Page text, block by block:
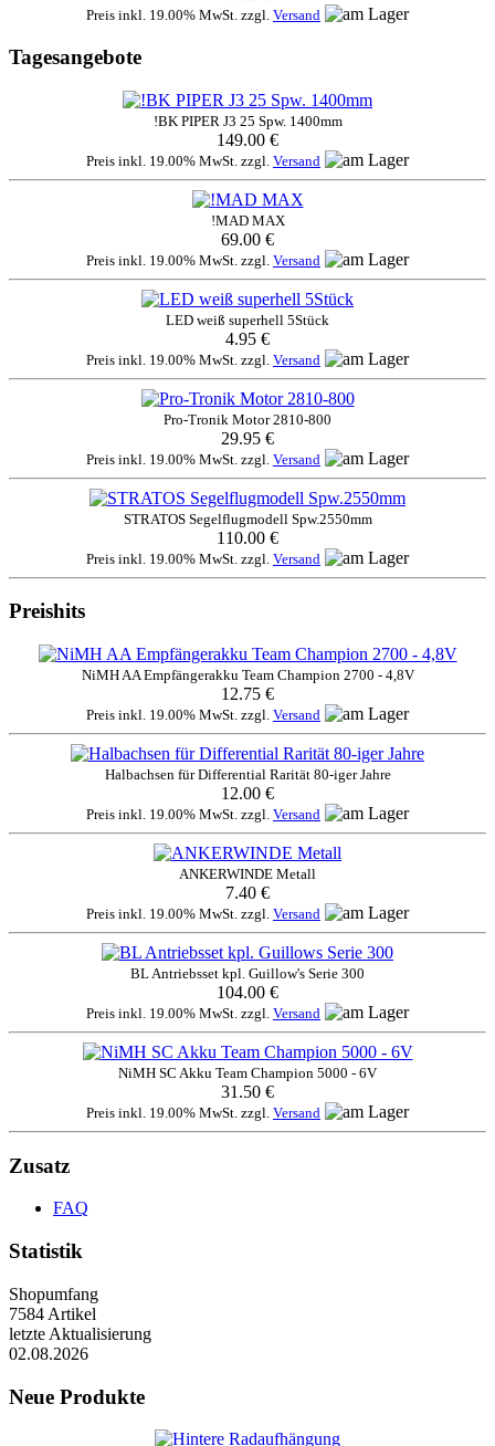
Preis inkl. 19.00% MwSt. zzgl. Versand
Tagesangebote
!BK PIPER J3 25 Spw. 1400mm
149.00 €
Preis inkl. 19.00% MwSt. zzgl. Versand
!MAD MAX
69.00 €
Preis inkl. 19.00% MwSt. zzgl. Versand
LED weiß superhell 5Stück
4.95 €
Preis inkl. 19.00% MwSt. zzgl. Versand
Pro-Tronik Motor 2810-800
29.95 €
Preis inkl. 19.00% MwSt. zzgl. Versand
STRATOS Segelflugmodell Spw.2550mm
110.00 €
Preis inkl. 19.00% MwSt. zzgl. Versand
Preishits
NiMH AA Empfängerakku Team Champion 2700 - 4,8V
12.75 €
Preis inkl. 19.00% MwSt. zzgl. Versand
Halbachsen für Differential Rarität 80-iger Jahre
12.00 €
Preis inkl. 19.00% MwSt. zzgl. Versand
ANKERWINDE Metall
7.40 €
Preis inkl. 19.00% MwSt. zzgl. Versand
BL Antriebsset kpl. Guillow's Serie 300
104.00 €
Preis inkl. 19.00% MwSt. zzgl. Versand
NiMH SC Akku Team Champion 5000 - 6V
31.50 €
Preis inkl. 19.00% MwSt. zzgl. Versand
Zusatz
FAQ
Statistik
Shopumfang
7584 Artikel
letzte Aktualisierung
02.08.2026
Neue Produkte